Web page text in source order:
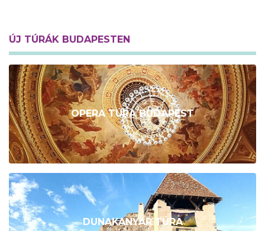
ÚJ TÚRÁK BUDAPESTEN
OPERA TÚRA BUDAPEST
DUNAKANYAR TÚRA